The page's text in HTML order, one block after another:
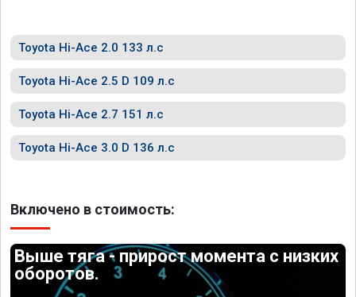
Toyota Hi-Ace 2.0 133 л.с
Toyota Hi-Ace 2.5 D 109 л.с
Toyota Hi-Ace 2.7 151 л.с
Toyota Hi-Ace 3.0 D 136 л.с
Включено в стоимость:
Выше тяга - прирост момента с низких
оборотов.